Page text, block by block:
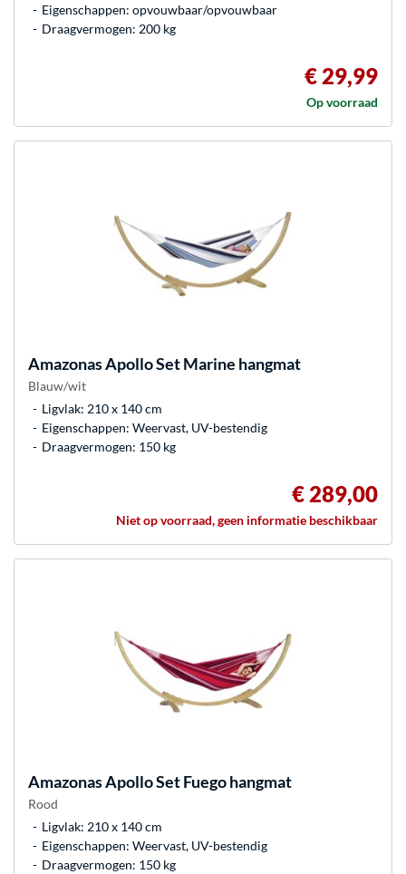
Eigenschappen: opvouwbaar/opvouwbaar
Draagvermogen: 200 kg
€ 29,99
Op voorraad
AmazonasApollo Set Marine hangmat
Blauw/wit
Ligvlak: 210 x 140 cm
Eigenschappen: Weervast, UV-bestendig
Draagvermogen: 150 kg
€ 289,00
Niet op voorraad, geen informatie beschikbaar
AmazonasApollo Set Fuego hangmat
Rood
Ligvlak: 210 x 140 cm
Eigenschappen: Weervast, UV-bestendig
Draagvermogen: 150 kg